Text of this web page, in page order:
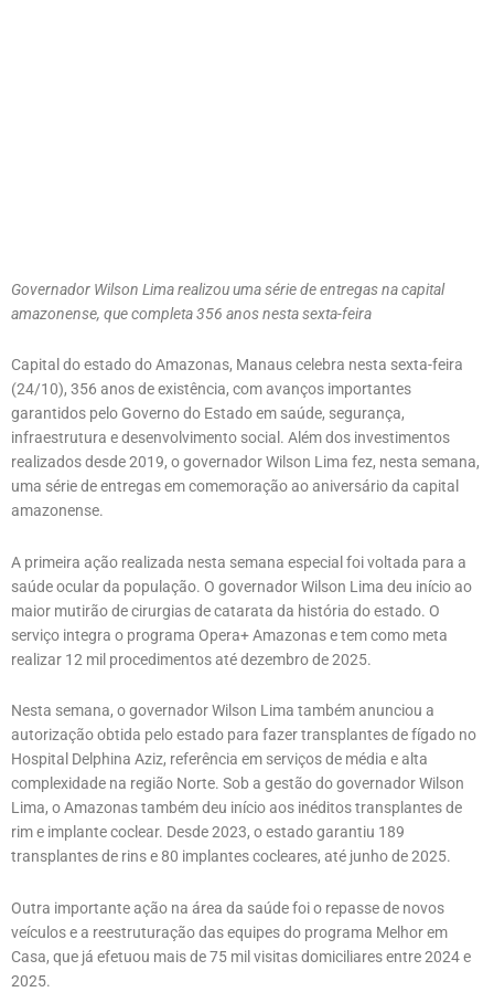
Governador Wilson Lima realizou uma série de entregas na capital
amazonense, que completa 356 anos nesta sexta-feira
Capital do estado do Amazonas, Manaus celebra nesta sexta-feira
(24/10), 356 anos de existência, com avanços importantes
garantidos pelo Governo do Estado em saúde, segurança,
infraestrutura e desenvolvimento social. Além dos investimentos
realizados desde 2019, o governador Wilson Lima fez, nesta semana,
uma série de entregas em comemoração ao aniversário da capital
amazonense.
A primeira ação realizada nesta semana especial foi voltada para a
saúde ocular da população. O governador Wilson Lima deu início ao
maior mutirão de cirurgias de catarata da história do estado. O
serviço integra o programa Opera+ Amazonas e tem como meta
realizar 12 mil procedimentos até dezembro de 2025.
Nesta semana, o governador Wilson Lima também anunciou a
autorização obtida pelo estado para fazer transplantes de fígado no
Hospital Delphina Aziz, referência em serviços de média e alta
complexidade na região Norte. Sob a gestão do governador Wilson
Lima, o Amazonas também deu início aos inéditos transplantes de
rim e implante coclear. Desde 2023, o estado garantiu 189
transplantes de rins e 80 implantes cocleares, até junho de 2025.
Outra importante ação na área da saúde foi o repasse de novos
veículos e a reestruturação das equipes do programa Melhor em
Casa, que já efetuou mais de 75 mil visitas domiciliares entre 2024 e
2025.